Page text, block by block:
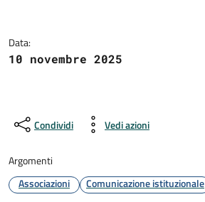
Data:
10 novembre 2025
Condividi Vedi azioni
Argomenti
Associazioni
Comunicazione istituzionale